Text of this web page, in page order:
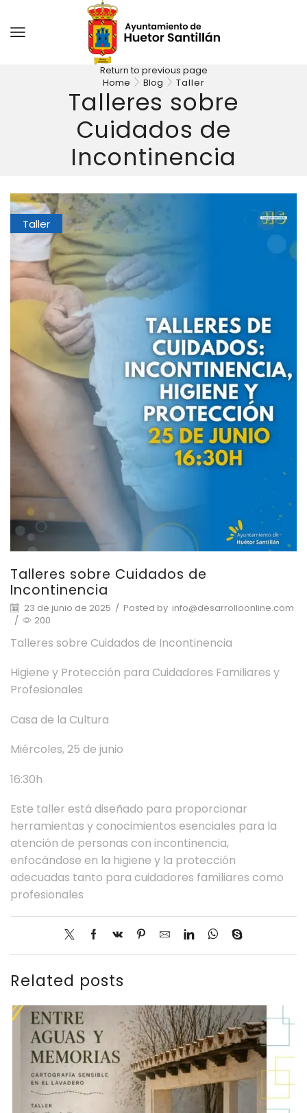
Return to previous page
Home
Blog Taller
Talleres sobre
Cuidados de
Incontinencia
Taller
Talleres sobre Cuidados de
Incontinencia
23 de junio de 2025 / Posted by info@desarrolloonline.com
/
200
Talleres sobre Cuidados de Incontinencia
Higiene y Protección para Cuidadores Familiares y
Profesionales
Casa de la Cultura
Miércoles, 25 de junio
16:30h
Este taller está diseñado para proporcionar
herramientas y conocimientos esenciales para la
atención de personas con incontinencia,
enfocándose en la higiene y la protección
adecuadas tanto para cuidadores familiares como
profesionales
Related posts